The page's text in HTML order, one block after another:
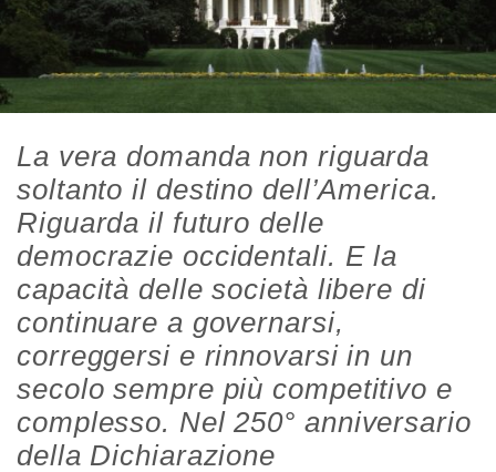
La vera domanda non riguarda
soltanto il destino dell’America.
Riguarda il futuro delle
democrazie occidentali. E la
capacità delle società libere di
continuare a governarsi,
correggersi e rinnovarsi in un
secolo sempre più competitivo e
complesso. Nel 250° anniversario
della Dichiarazione